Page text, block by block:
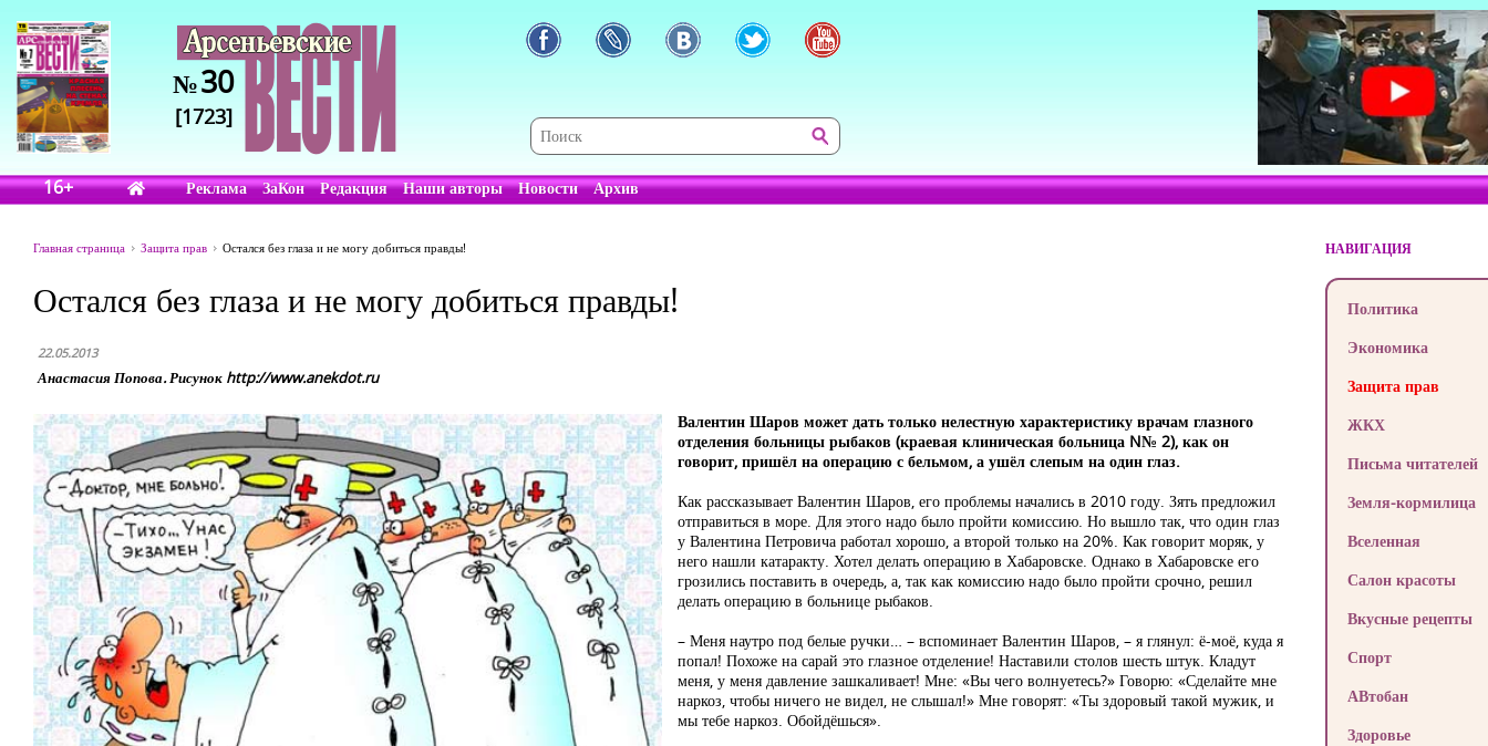
№30
[1723]
16+ Реклама ЗаКон Редакция Наши авторы Новости Архив
Главная страница Защита прав Остался без глаза и не могу добиться правды!
Остался без глаза и не могу добиться правды!
22.05.2013
Анастасия Попова. Рисунок http://www.anekdot.ru
Валентин Шаров может дать только нелестную характеристику врачам глазного
отделения больницы рыбаков (краевая клиническая больница N№ 2), как он
говорит, пришёл на операцию с бельмом, а ушёл слепым на один глаз.
Как рассказывает Валентин Шаров, его проблемы начались в 2010 году. Зять предложил
отправиться в море. Для этого надо было пройти комиссию. Но вышло так, что один глаз
у Валентина Петровича работал хорошо, а второй только на 20%. Как говорит моряк, у
него нашли катаракту. Хотел делать операцию в Хабаровске. Однако в Хабаровске его
грозились поставить в очередь, а, так как комиссию надо было пройти срочно, решил
делать операцию в больнице рыбаков.
– Меня наутро под белые ручки… – вспоминает Валентин Шаров, – я глянул: ё-моё, куда я
попал! Похоже на сарай это глазное отделение! Наставили столов шесть штук. Кладут
меня, у меня давление зашкаливает! Мне: «Вы чего волнуетесь?» Говорю: «Сделайте мне
наркоз, чтобы ничего не видел, не слышал!» Мне говорят: «Ты здоровый такой мужик, и
мы тебе наркоз. Обойдёшься».
НАВИГАЦИЯ
Политика
Экономика
Защита прав
ЖКХ
Письма читателей
Земля-кормилица
Вселенная
Салон красоты
Вкусные рецепты
Спорт
АВтобан
Здоровье